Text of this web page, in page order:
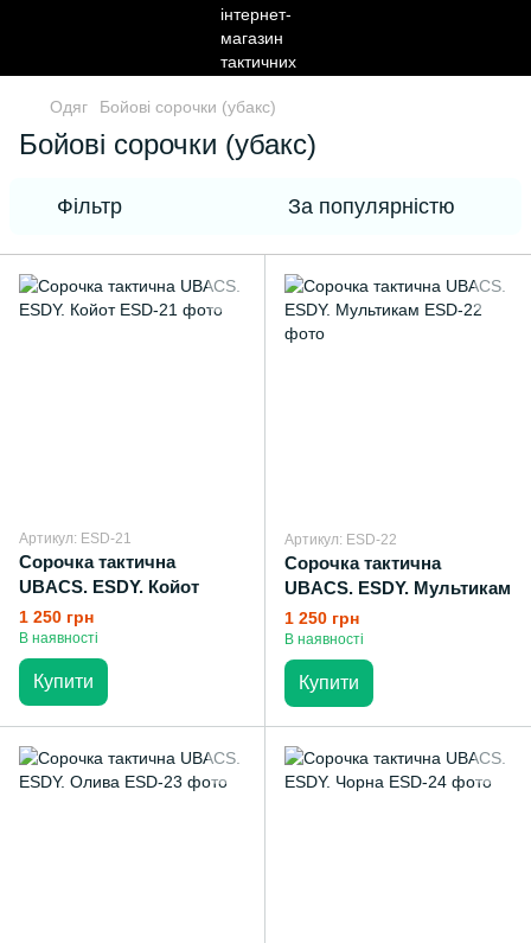
Одяг Бойові сорочки (убакс)
Бойові сорочки (убакс)
Фільтр За популярністю
Артикул: ESD-21
Сорочка тактична
UBACS. ESDY. Койот
1 250 грн
В наявності
Купити
Артикул: ESD-22
Сорочка тактична
UBACS. ESDY. Мультикам
1 250 грн
В наявності
Купити